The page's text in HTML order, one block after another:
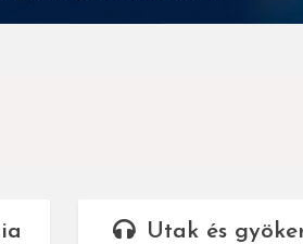
Utak és